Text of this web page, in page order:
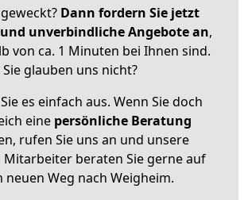
Dann fordern Sie jetzt
unverbindliche Angebote an,
von ca. 1 Minuten bei Ihnen sind.
Sie glauben uns nicht?
es einfach aus. Wenn Sie doch
eine persönliche Beratung
rufen Sie uns an und unsere
Mitarbeiter beraten Sie gerne auf
neuen Weg nach Weigheim.